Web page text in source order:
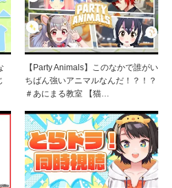
【Party Animals】このなかで誰がい
ちばん強いアニマルなんだ！？！？
＃あにまる教室 【猫…